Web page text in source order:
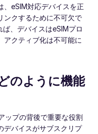
、eSIM対応デバイスを正
ンクするために不可欠で
、デバイスはeSIMプロ
アクティブ化は不可能に
のように機能
ップの背後で重要な役割
デバイスがサブスクリプ